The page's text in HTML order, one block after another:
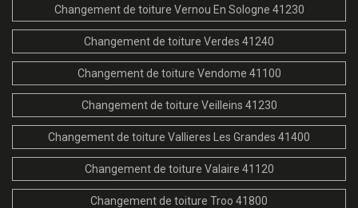
Changement de toiture Vernou En Sologne 41230
Changement de toiture Verdes 41240
Changement de toiture Vendome 41100
Changement de toiture Veilleins 41230
Changement de toiture Vallieres Les Grandes 41400
Changement de toiture Valaire 41120
Changement de toiture Troo 41800